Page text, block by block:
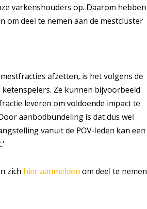
varkenshouders op. Daarom hebben
om deel te nemen aan de mestcluster
afzetten, is het volgens de
Ze kunnen bijvoorbeeld
leveren om voldoende impact te
aanbodbundeling is dat dus wel
vanuit de POV-leden kan een
zich hier aanmelden om deel te nemen